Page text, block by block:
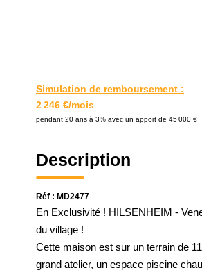
Simulation de remboursement :
2 246 €/mois
pendant 20 ans à 3% avec un apport de 45 000 €
Description
Réf : MD2477
En Exclusivité ! HILSENHEIM -
du village !
Cette maison est sur un terrain de
grand atelier, un espace piscine